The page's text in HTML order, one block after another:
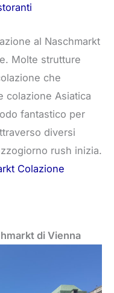
al Naschmarkt
Molte strutture
che
colazione Asiatica
fantastico per
diversi
rush inizia.
Colazione
di Vienna